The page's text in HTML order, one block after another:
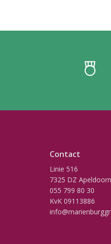
Contact
Linie 516
7325 DZ Apeldoorn
055 799 80 30
KvK 09113886